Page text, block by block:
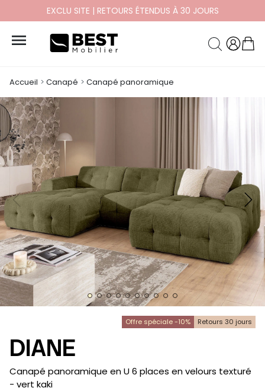
EXCLU SITE | RETOURS ÉTENDUS À 30 JOURS

Accueil Canapé Canapé panoramique
Offre spéciale -10% Retours 30 jours
DIANE
-
Canapé panoramique en U 6 places en velours texturé
- vert kaki